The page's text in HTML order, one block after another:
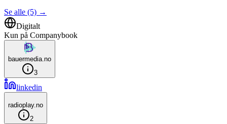
Se alle (5) →
Digitalt
Kun på Companybook
bauermedia.no
3
linkedin
radioplay.no
2